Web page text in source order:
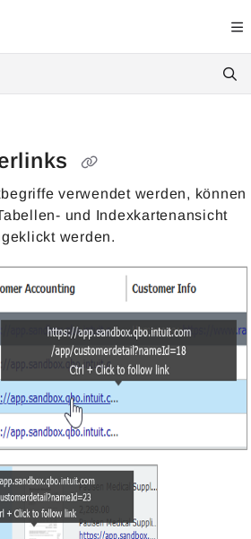
Index
index at: https://
pages before exploring further.
verwendet werden, können
und Indexkartenansicht
werden.